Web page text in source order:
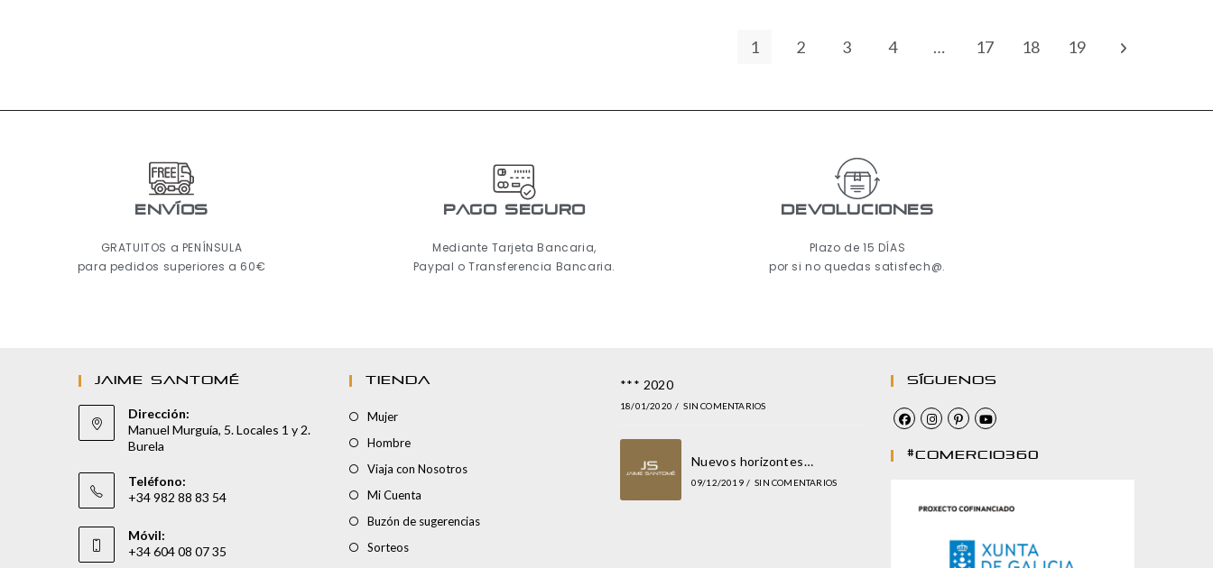
1 2 3 4 … 17 18 19
ENVÍOS
GRATUITOS a PENÍNSULA
para pedidos superiores a 60€
pago seguro
Mediante Tarjeta Bancaria,
Paypal o Transferencia Bancaria.
Devoluciones
Plazo de 15 DÍAS
por si no quedas satisfech@.
JAIME SANTOMÉ
Dirección:
Manuel Murguía, 5. Locales 1 y 2.
Burela
Teléfono:
+34 982 88 83 54
Móvil:
+34 604 08 07 35
TIENDA
Mujer
Hombre
Viaja con Nosotros
Mi Cuenta
Buzón de sugerencias
Sorteos
*** 2020
18/01/2020 / SIN COMENTARIOS
Nuevos horizontes…
09/12/2019 / SIN COMENTARIOS
Síguenos
#comercio360